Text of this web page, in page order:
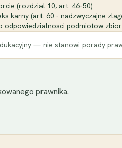
(rozdzial 10, art. 46-50)
karny (art. 60 - nadzwyczajne
odpowiedzialnosci podmiotow
— nie stanowi porady
prawnika.